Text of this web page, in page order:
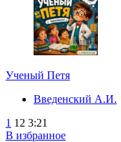
Ученый Петя
Введенский А.И.
1 12 3:21
В избранное